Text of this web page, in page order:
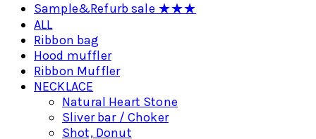
Sample&Refurb sale ★★★
ALL
Ribbon bag
Hood muffler
Ribbon Muffler
NECKLACE
Natural Heart Stone
Sliver bar / Choker
Shot, Donut